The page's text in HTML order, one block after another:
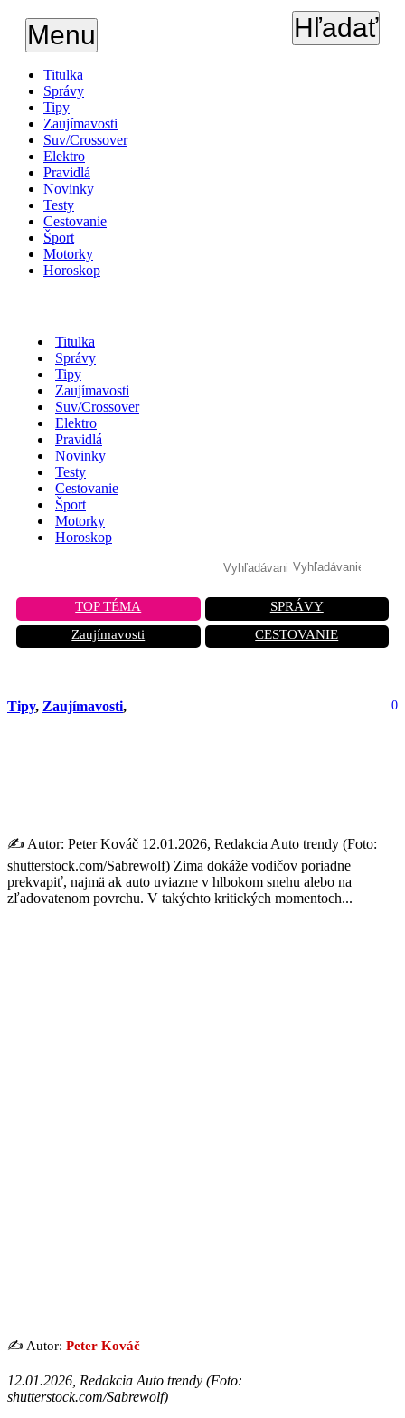
Menu Hľadať
Titulka
Správy
Tipy
Zaujímavosti
Suv/Crossover
Elektro
Pravidlá
Novinky
Testy
Cestovanie
Šport
Motorky
Horoskop
Titulka
Správy
Tipy
Zaujímavosti
Suv/Crossover
Elektro
Pravidlá
Novinky
Testy
Cestovanie
Šport
Motorky
Horoskop
TOP TÉMA
SPRÁVY
Zaujímavosti
CESTOVANIE
Tipy, Zaujímavosti, 0
✍️ Autor: Peter Kováč 12.01.2026, Redakcia Auto trendy (Foto:
shutterstock.com/Sabrewolf) Zima dokáže vodičov poriadne
prekvapiť, najmä ak auto uviazne v hlbokom snehu alebo na
zľadovatenom povrchu. V takýchto kritických momentoch...
✍️ Autor: Peter Kováč
12.01.2026, Redakcia Auto trendy (Foto:
shutterstock.com/Sabrewolf)